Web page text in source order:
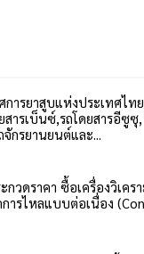
การยาสูบแห่งประเทศไท
สารเบ็นซ์,รถโดยสารอีซูซุ,
กรยานยนต์และ...
กวดราคา ซื้อเครื่องวิเค
ารไหลแบบต่อเนื่อง